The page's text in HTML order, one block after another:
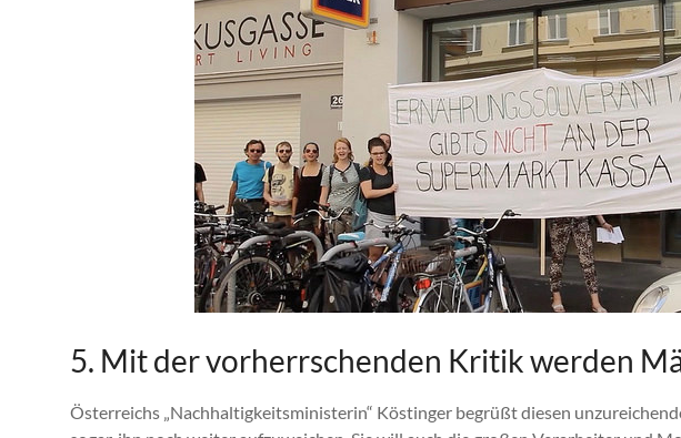
5. Mit der vorherrschenden Kritik werden
Österreichs „Nachhaltigkeitsministerin“ Köstinger begrüßt diesen